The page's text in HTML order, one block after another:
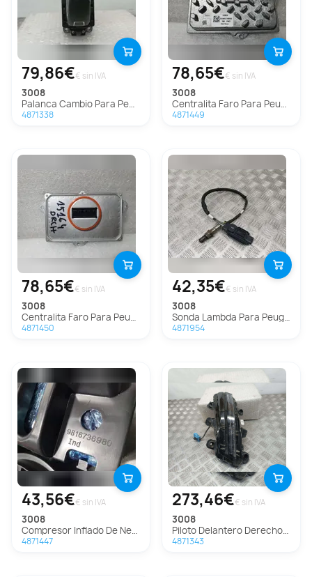
79,86€€ sin IVA
3008
Palanca Cambio Para Peugeot 3008
4871338
78,65€€ sin IVA
3008
Centralita Faro Para Peugeot 3008
4871449
78,65€€ sin IVA
3008
Centralita Faro Para Peugeot 3008
4871450
42,35€€ sin IVA
3008
Sonda Lambda Para Peugeot 3008
4871954
43,56€€ sin IVA
3008
Compresor Inflado De Neumaticos para Peugeot 3008
4871447
273,46€€ sin IVA
3008
Piloto Delantero Derecho para Peugeot 3008
4871343